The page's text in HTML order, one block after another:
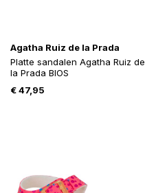
Agatha Ruiz de la Prada
Platte sandalen Agatha Ruiz de
la Prada BIOS
€47,95